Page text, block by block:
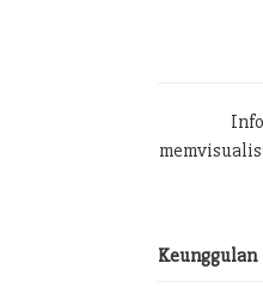
Keunggulan